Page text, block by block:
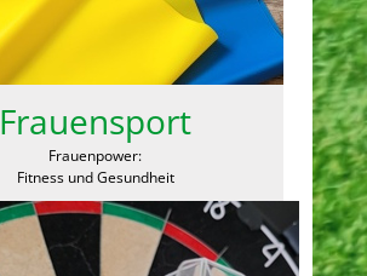
Frauensport
Frauenpower:
Fitness und Gesundheit